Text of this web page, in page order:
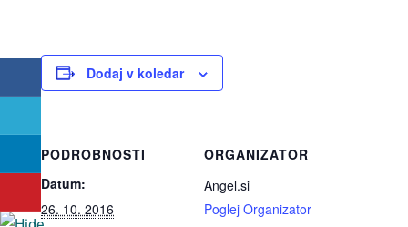
Dodaj v koledar
PODROBNOSTI
Datum:
26. 10. 2016
ORGANIZATOR
Angel.si
Poglej Organizator